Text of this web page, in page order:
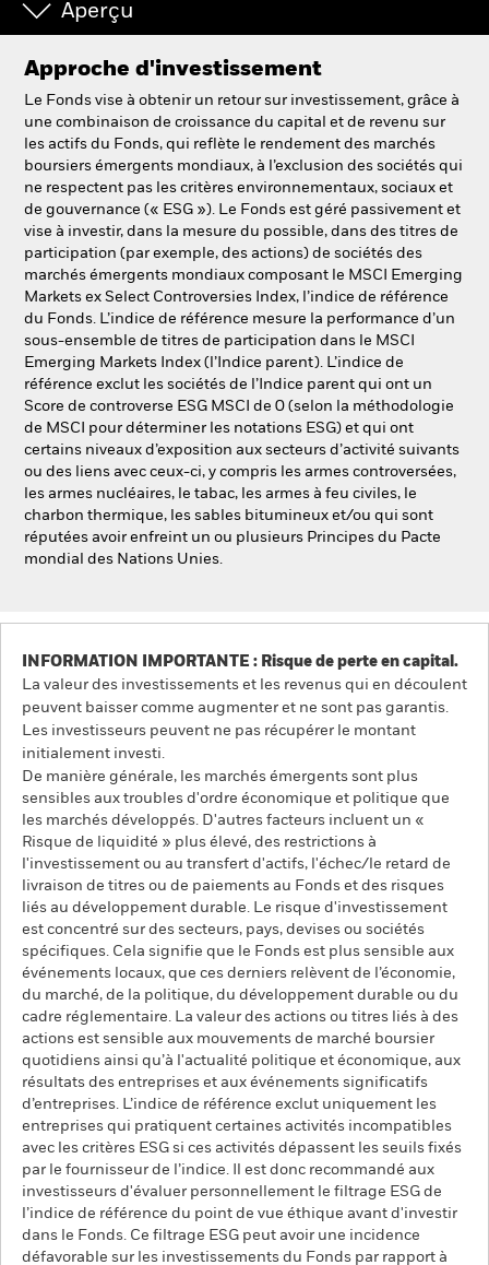
Aperçu
Approche d'investissement
Le Fonds vise à obtenir un retour sur investissement, grâce à
une combinaison de croissance du capital et de revenu sur
les actifs du Fonds, qui reflète le rendement des marchés
boursiers émergents mondiaux, à l’exclusion des sociétés qui
ne respectent pas les critères environnementaux, sociaux et
de gouvernance (« ESG »). Le Fonds est géré passivement et
vise à investir, dans la mesure du possible, dans des titres de
participation (par exemple, des actions) de sociétés des
marchés émergents mondiaux composant le MSCI Emerging
Markets ex Select Controversies Index, l’indice de référence
du Fonds. L’indice de référence mesure la performance d’un
sous-ensemble de titres de participation dans le MSCI
Emerging Markets Index (l’Indice parent). L’indice de
référence exclut les sociétés de l’Indice parent qui ont un
Score de controverse ESG MSCI de 0 (selon la méthodologie
de MSCI pour déterminer les notations ESG) et qui ont
certains niveaux d’exposition aux secteurs d’activité suivants
ou des liens avec ceux-ci, y compris les armes controversées,
les armes nucléaires, le tabac, les armes à feu civiles, le
charbon thermique, les sables bitumineux et/ou qui sont
réputées avoir enfreint un ou plusieurs Principes du Pacte
mondial des Nations Unies.
INFORMATION IMPORTANTE : Risque de perte en capital.
La valeur des investissements et les revenus qui en découlent
peuvent baisser comme augmenter et ne sont pas garantis.
Les investisseurs peuvent ne pas récupérer le montant
initialement investi.
De manière générale, les marchés émergents sont plus
sensibles aux troubles d'ordre économique et politique que
les marchés développés. D'autres facteurs incluent un «
Risque de liquidité » plus élevé, des restrictions à
l'investissement ou au transfert d'actifs, l'échec/le retard de
livraison de titres ou de paiements au Fonds et des risques
liés au développement durable. Le risque d'investissement
est concentré sur des secteurs, pays, devises ou sociétés
spécifiques. Cela signifie que le Fonds est plus sensible aux
événements locaux, que ces derniers relèvent de l’économie,
du marché, de la politique, du développement durable ou du
cadre réglementaire. La valeur des actions ou titres liés à des
actions est sensible aux mouvements de marché boursier
quotidiens ainsi qu’à l'actualité politique et économique, aux
résultats des entreprises et aux événements significatifs
d’entreprises. L’indice de référence exclut uniquement les
entreprises qui pratiquent certaines activités incompatibles
avec les critères ESG si ces activités dépassent les seuils fixés
par le fournisseur de l’indice. Il est donc recommandé aux
investisseurs d'évaluer personnellement le filtrage ESG de
l’indice de référence du point de vue éthique avant d'investir
dans le Fonds. Ce filtrage ESG peut avoir une incidence
défavorable sur les investissements du Fonds par rapport à